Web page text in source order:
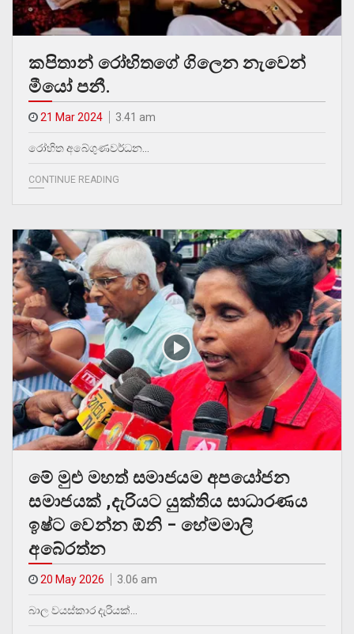
කපිතාන් රෝහිතගේ ගිලෙන නැවෙන්
මීයෝ පනී.
21 Mar 2024 3.41 am
රෝහිත අබේගුණවර්ධන…
CONTINUE READING
මේ මුළු මහත් සමාජයම අපයෝජන
සමාජයක් ,දැරියට යුක්තිය සාධාරණය
ඉෂ්ට වෙන්න ඕනි – හේමමාලි
අබේරත්න
20 May 2026 3.06 am
බාල වයස්කාර දැරියක්…